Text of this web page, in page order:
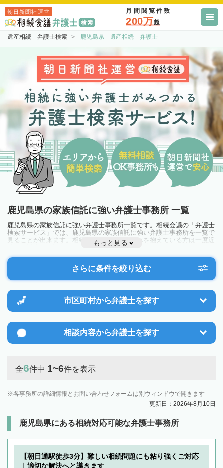
朝日新聞社運営 月間閲覧件数
200万超
遺産相続 弁護士検索 鹿児島県 遺産相続 弁護士
鹿児島県の家族信託に強い弁護士事務所 一覧
鹿児島県の家族信託に強い弁護士事務所一覧です。相続会議の「弁護士
検索サービス」では、鹿児島県の家族信託に強い弁護士事務所を一覧で
見ることが出来ます。相続のトラブルやお悩みを抱えている方は一度近
隣の弁護士に相談してみましょう。
もっと見る
さらに条件を絞り込む
市区町村から弁護士を探す
相談内容から弁護士を探す
全6件中 1~6件を表示
各事務所の詳細情報とお問い合わせフォームは別ウィンドウで開きます
更新日：2026年8月10日
鹿児島県にある相続対応可能な弁護士事務所
【朝日通駅徒歩3分】難しい相続問題にも粘り強くご対応
｜適切な解決へと導きます